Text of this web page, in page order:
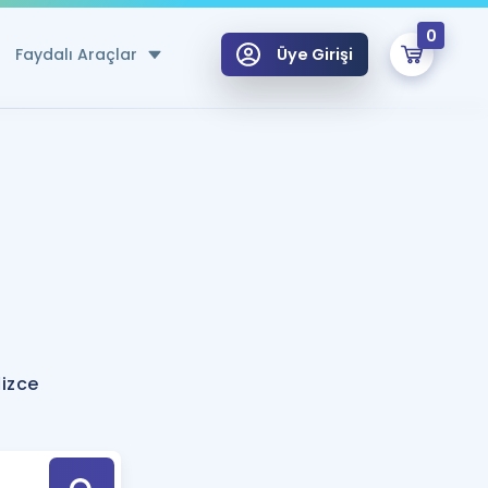
Faydalı Araçlar
Hesaplama Aracı
için Öneriler
Tek Takvimde
Üye Girişi
0